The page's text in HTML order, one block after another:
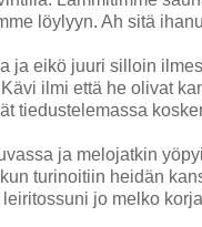
löylyyn. Ah sitä
ja eikö juuri silloin
ilmi että he olivat
tiedustelemassa
ja melojatkin
turinoitiin heidän
jo melko